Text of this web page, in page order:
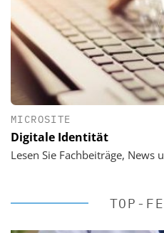
MICROSITE
Digitale Identität
Lesen Sie Fachbeiträge, News
TOP-